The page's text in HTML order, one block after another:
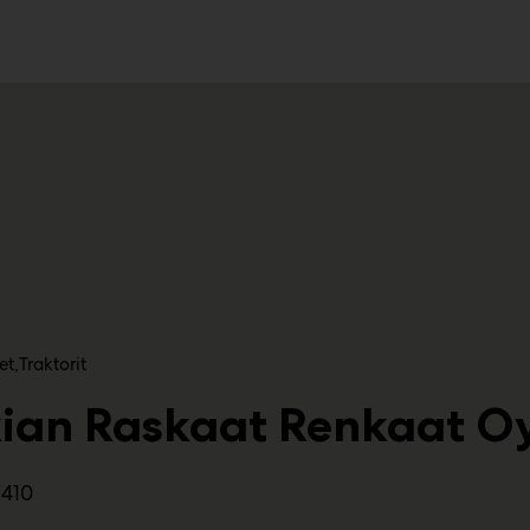
Traktorit
Raskaat Renkaat